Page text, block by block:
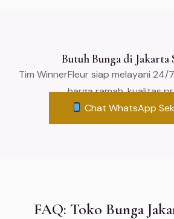
Butuh Bunga di Jakarta
Tim WinnerFleur siap melayani 24/
harga ramah, kualitas
Chat WhatsApp
FAQ: Toko Bunga